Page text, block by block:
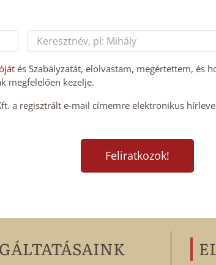
és Szabályzatát, elolvastam, megértettem, és
megfelelően kezelje.
a regisztrált e-mail címemre elektronikus